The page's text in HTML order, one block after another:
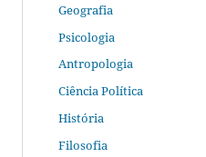
Geografia
Psicologia
Antropologia
Ciência Política
História
Filosofia